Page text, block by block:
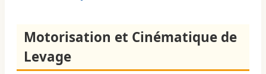
Motorisation et Cinématique de
Levage